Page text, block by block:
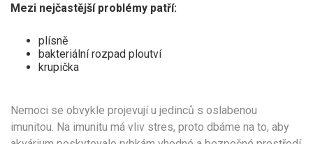
Mezi nejčastější problémy patří:
plísně
bakteriální rozpad ploutví
krupička
Nemoci se obvykle projevují u jedinců s oslabenou
imunitou. Na imunitu má vliv stres, proto dbáme na to, aby